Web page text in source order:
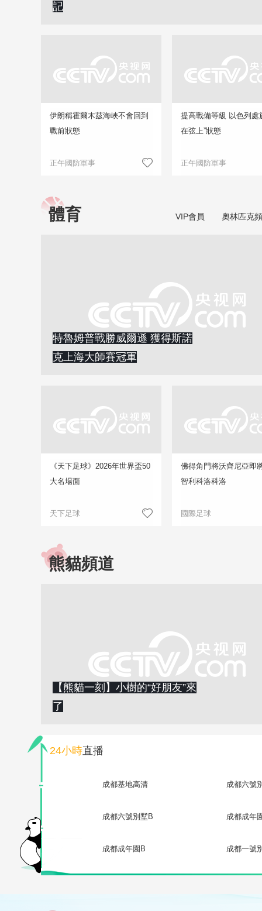
記
伊朗稱霍爾木茲海峽不會回到
戰前狀態
正午國防軍事
提高戰備等級 以色列處
在弦上”狀態
正午國防軍事
體育 VIP會員 奧林匹克
特魯姆普戰勝威爾遜 獲得斯諾
克上海大師賽冠軍
《天下足球》2026年世界盃50
大名場面
天下足球
佛得角門將沃齊尼亞即
智利科洛科洛
國際足球
熊貓頻道
【熊貓一刻】小樹的“好朋友”來
了
24小時直播
成都基地高清 成都六號
成都六號別墅B 成都成年
成都成年園B 成都一號